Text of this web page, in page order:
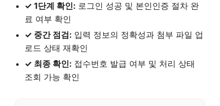
✓ 1단계 확인: 로그인 성공 및 본인인증 절차 완
료 여부 확인
✓ 중간 점검: 입력 정보의 정확성과 첨부 파일 업
로드 상태 재확인
✓ 최종 확인: 접수번호 발급 여부 및 처리 상태
조회 가능 확인